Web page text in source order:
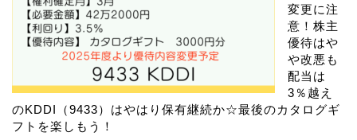
変更に注
意！株主
優待はや
や改悪も
配当は
3％越え
のKDDI（9433）はやはり保有継続か☆最後のカタログギ
フトを楽しもう！